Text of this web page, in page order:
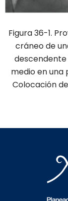
Figura 36-1.
cráneo de
medio en
Colocación